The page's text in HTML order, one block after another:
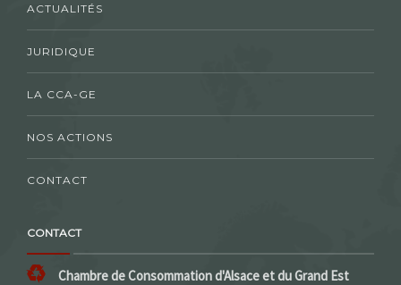
ACTUALITÉS
JURIDIQUE
LA CCA-GE
NOS ACTIONS
CONTACT
CONTACT
Chambre de Consommation d'Alsace et du Grand Est